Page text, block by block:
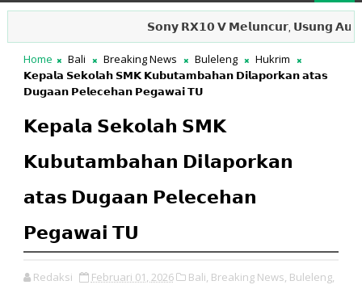
𝗦𝗼𝗻𝘆 𝗥𝗫𝟭𝟬 𝗩 𝗠𝗲𝗹𝘂𝗻𝗰𝘂𝗿, 𝗨𝘀𝘂𝗻𝗴
Home Bali Breaking News Buleleng
Hukrim
𝗞𝗲𝗽𝗮𝗹𝗮 𝗦𝗲𝗸𝗼𝗹𝗮𝗵 𝗦𝗠𝗞 𝗞𝘂𝗯𝘂𝘁𝗮𝗺𝗯𝗮𝗵𝗮𝗻 𝗗𝗶𝗹𝗮𝗽𝗼𝗿𝗸𝗮𝗻 𝗮𝘁𝗮𝘀
𝗗𝘂𝗴𝗮𝗮𝗻 𝗣𝗲𝗹𝗲𝗰𝗲𝗵𝗮𝗻 𝗣𝗲𝗴𝗮𝘄𝗮𝗶 𝗧𝗨
𝗞𝗲𝗽𝗮𝗹𝗮 𝗦𝗲𝗸𝗼𝗹𝗮𝗵 𝗦𝗠𝗞
𝗞𝘂𝗯𝘂𝘁𝗮𝗺𝗯𝗮𝗵𝗮𝗻 𝗗𝗶𝗹𝗮𝗽𝗼𝗿𝗸𝗮𝗻
𝗮𝘁𝗮𝘀 𝗗𝘂𝗴𝗮𝗮𝗻 𝗣𝗲𝗹𝗲𝗰𝗲𝗵𝗮𝗻
𝗣𝗲𝗴𝗮𝘄𝗮𝗶 𝗧𝗨
Redaksi Februari 01, 2026 Bali, Breaking News, Buleleng,